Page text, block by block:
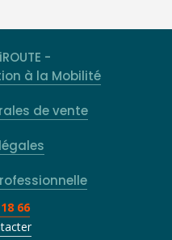
-
à la Mobilité
de vente
66